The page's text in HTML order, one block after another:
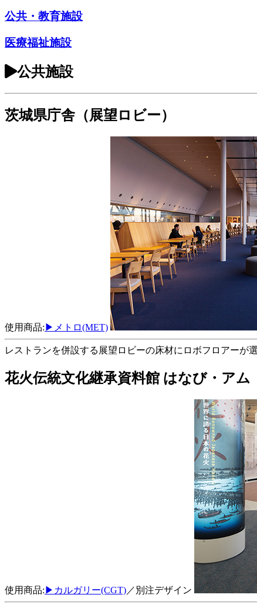
公共・教育施設
医療福祉施設
公共施設
茨城県庁舎（展望ロビー）
使用商品: ▶メトロ(MET)
レストランを併設する展望ロビーの床材にロボフロアーが
花火伝統文化継承資料館 はなび・アム
使用商品: ▶カルガリー(CGT)／別注デザイン